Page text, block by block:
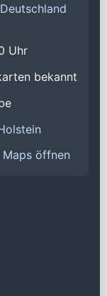
Uhr
bekannt
öffnen